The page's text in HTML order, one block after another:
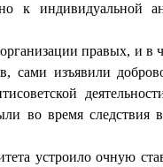
индивидуальной
правых, и в
изъявили
во время следствия
устроило очную